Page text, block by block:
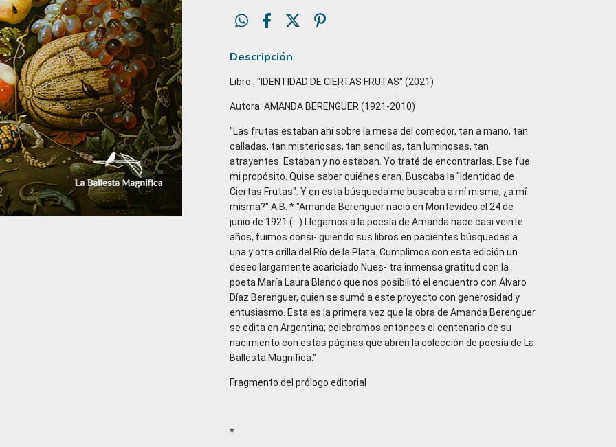
Descripción
Libro : "IDENTIDAD DE CIERTAS FRUTAS" (2021)
Autora: AMANDA BERENGUER (1921-2010)
"Las frutas estaban ahí sobre la mesa del comedor, tan a mano, tan
calladas, tan misteriosas, tan sencillas, tan luminosas, tan
atrayentes. Estaban y no estaban. Yo traté de encontrarlas. Ese fue
mi propósito. Quise saber quiénes eran. Buscaba la "Identidad de
Ciertas Frutas". Y en esta búsqueda me buscaba a mí misma, ¿a mí
misma?" A.B. * "Amanda Berenguer nació en Montevideo el 24 de
junio de 1921 (...) Llegamos a la poesía de Amanda hace casi veinte
años, fuimos consi- guiendo sus libros en pacientes búsquedas a
una y otra orilla del Río de la Plata. Cumplimos con esta edición un
deseo largamente acariciado.Nues- tra inmensa gratitud con la
poeta María Laura Blanco que nos posibilitó el encuentro con Álvaro
Díaz Berenguer, quien se sumó a este proyecto con generosidad y
entusiasmo. Esta es la primera vez que la obra de Amanda Berenguer
se edita en Argentina; celebramos entonces el centenario de su
nacimiento con estas páginas que abren la colección de poesía de La
Ballesta Magnífica."
Fragmento del prólogo editorial
*